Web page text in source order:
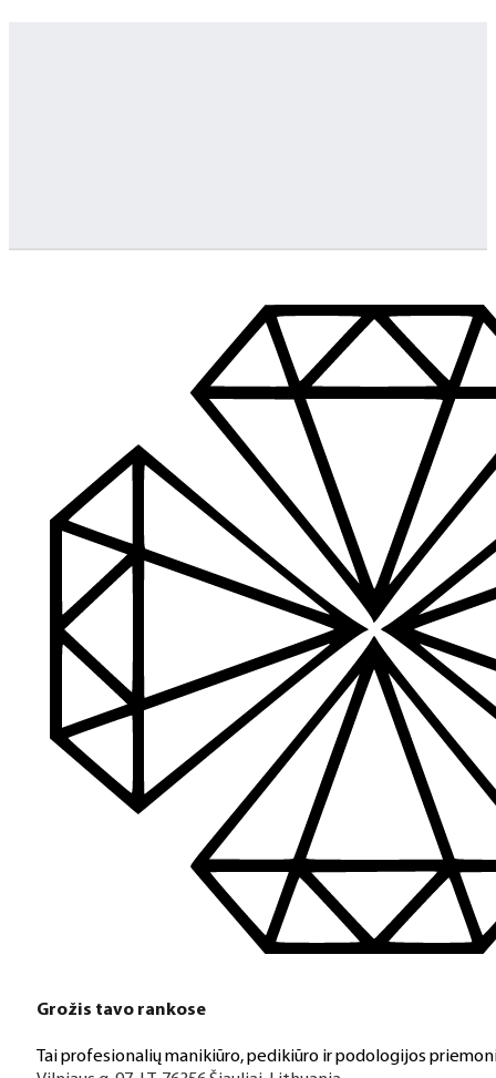
Grožis tavo rankose
Tai profesionalių manikiūro, pedikiūro ir podologijos